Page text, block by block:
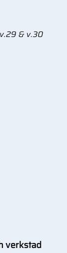
v.29 & v.30
verkstad